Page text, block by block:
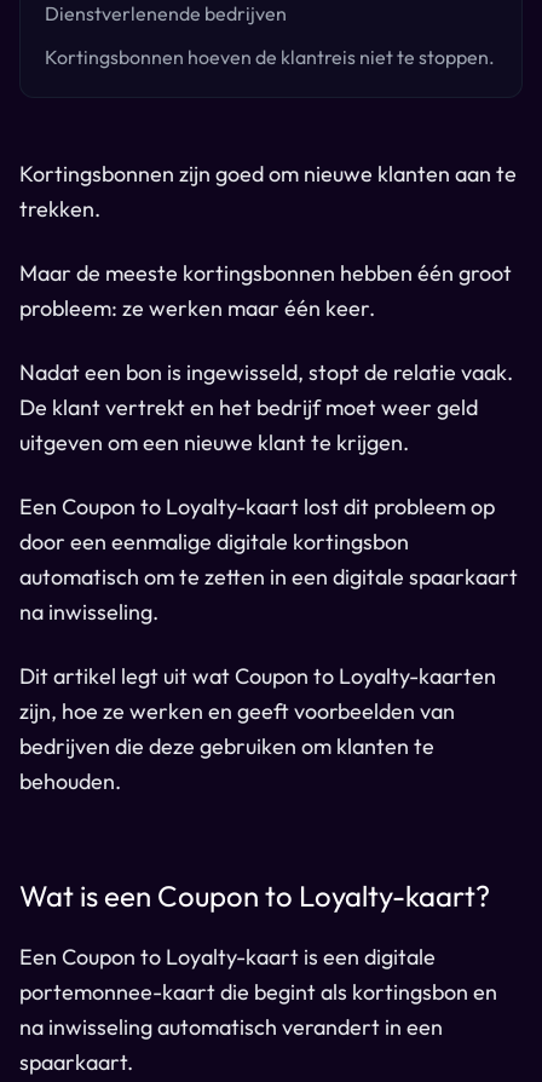
Dienstverlenende bedrijven
Kortingsbonnen hoeven de klantreis niet te stoppen.
Kortingsbonnen zijn goed om nieuwe klanten aan te
trekken.
Maar de meeste kortingsbonnen hebben één groot
probleem: ze werken maar één keer.
Nadat een bon is ingewisseld, stopt de relatie vaak.
De klant vertrekt en het bedrijf moet weer geld
uitgeven om een nieuwe klant te krijgen.
Een Coupon to Loyalty-kaart lost dit probleem op
door een eenmalige digitale kortingsbon
automatisch om te zetten in een digitale spaarkaart
na inwisseling.
Dit artikel legt uit wat Coupon to Loyalty-kaarten
zijn, hoe ze werken en geeft voorbeelden van
bedrijven die deze gebruiken om klanten te
behouden.
Wat is een Coupon to Loyalty-kaart?
Een Coupon to Loyalty-kaart is een digitale
portemonnee-kaart die begint als kortingsbon en
na inwisseling automatisch verandert in een
spaarkaart.